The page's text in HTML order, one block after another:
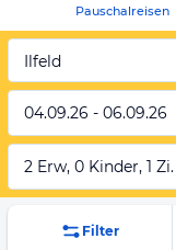
Pauschalreisen
Ilfeld
04.09.26 - 06.09.26
2 Erw, 0 Kinder, 1 Zi.
Filter